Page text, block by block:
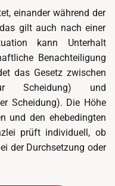
einander während der
gilt auch nach einer
kann Unterhalt
Benachteiligung
das Gesetz zwischen
und
Scheidung). Die Höhe
und den ehebedingten
prüft individuell, ob
der Durchsetzung oder